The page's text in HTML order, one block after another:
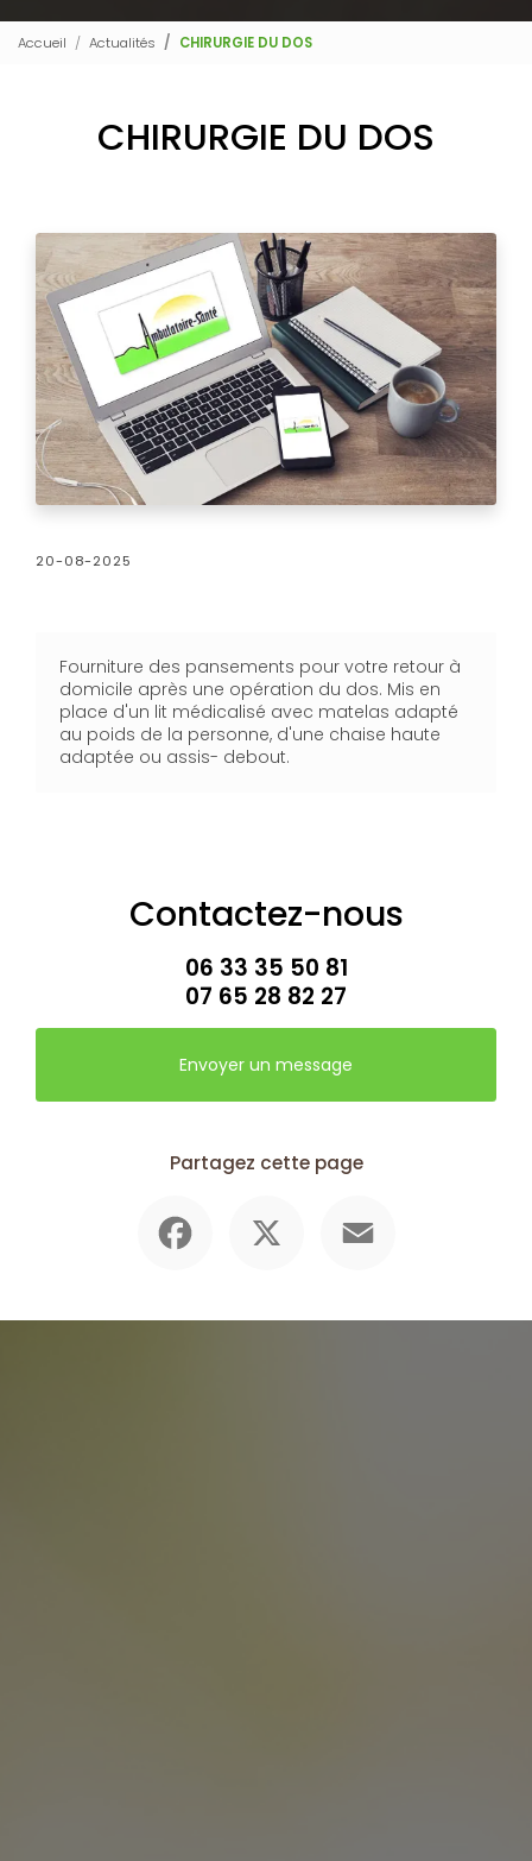
Accueil Actualités CHIRURGIE DU DOS
CHIRURGIE DU DOS
20-08-2025
Fourniture des pansements pour votre retour à
domicile après une opération du dos. Mis en
place d'un lit médicalisé avec matelas adapté
au poids de la personne, d'une chaise haute
adaptée ou assis- debout.
Contactez-nous
06 33 35 50 81
07 65 28 82 27
Envoyer un message
Partagez cette page